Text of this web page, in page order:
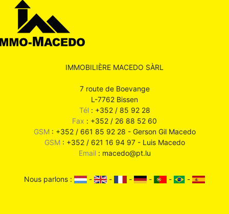
IMMOBILIÈRE MACEDO SÀRL
7 route de Boevange
L-7762 Bissen
Tél: +352 / 85 92 28
Fax : +352 / 26 88 52 60
GSM: +352 / 661 85 92 28 - Gerson Gil Macedo
GSM: +352 / 621 16 94 97 - Luis Macedo
Email: macedo@pt.lu
Nous parlons : - - - - - -